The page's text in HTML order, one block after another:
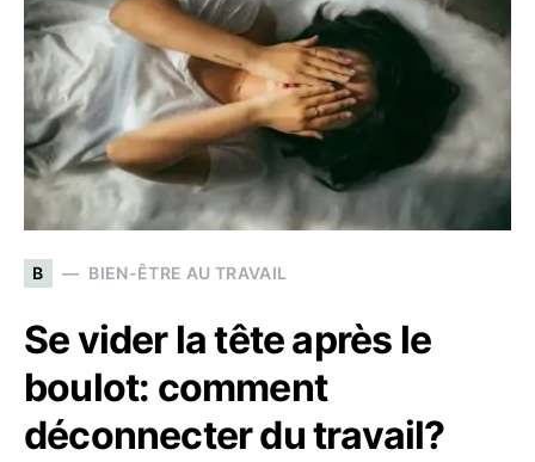
B BIEN-ÊTRE AU TRAVAIL
Se vider la tête après le
boulot: comment
déconnecter du travail?